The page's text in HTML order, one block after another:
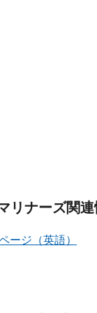
リナーズ関
ージ（英語）